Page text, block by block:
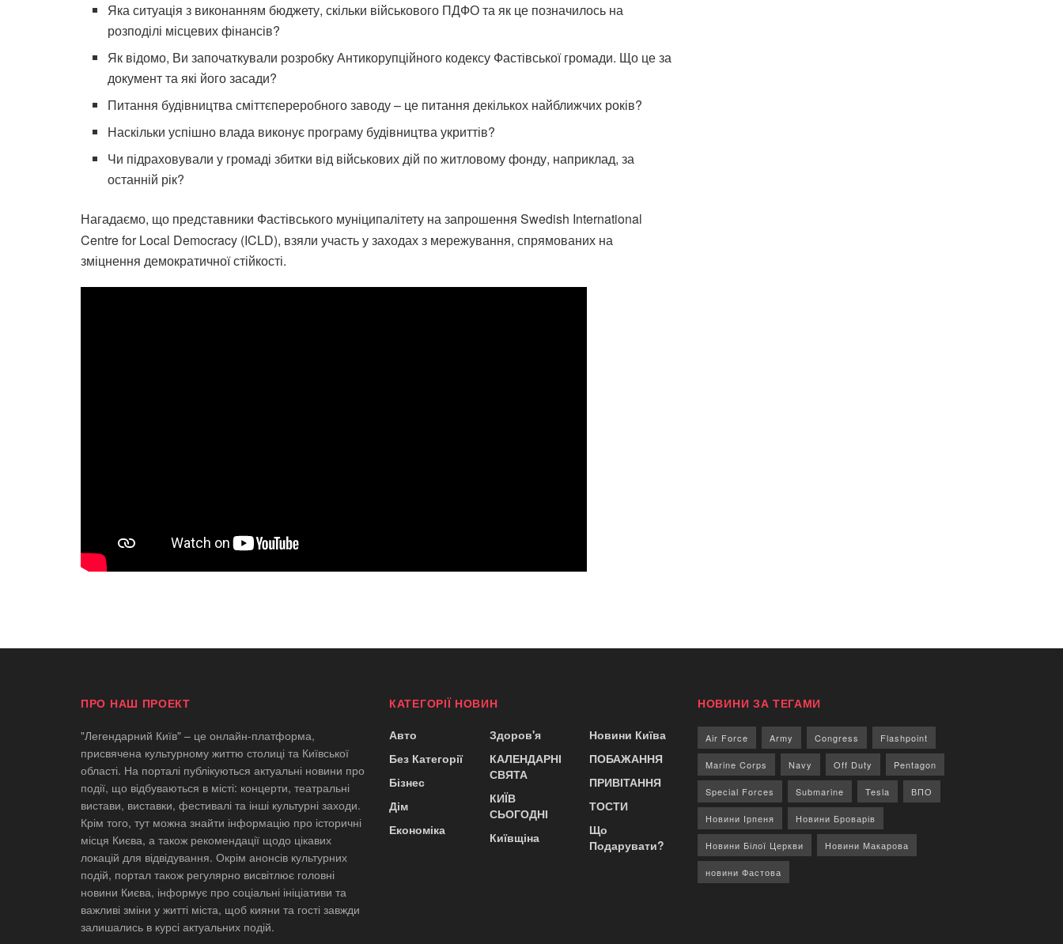
Яка ситуація з виконанням бюджету, скільки військового ПДФО та як це позначилось на
розподілі місцевих фінансів?
Як відомо, Ви започаткували розробку Антикорупційного кодексу Фастівської громади. Що це за
документ та які його засади?
Питання будівництва сміттєпереробного заводу – це питання декількох найближчих років?
Наскільки успішно влада виконує програму будівництва укриттів?
Чи підраховували у громаді збитки від військових дій по житловому фонду, наприклад, за
останній рік?
Нагадаємо, що представники Фастівського муніципалітету на запрошення Swedish International
Centre for Local Democracy (ICLD), взяли участь у заходах з мережування, спрямованих на
зміцнення демократичної стійкості.
ПРО НАШ ПРОЕКТ
"Легендарний Київ" – це онлайн-платформа,
присвячена культурному життю столиці та Київської
області. На порталі публікуються актуальні новини про
події, що відбуваються в місті: концерти, театральні
вистави, виставки, фестивалі та інші культурні заходи.
Крім того, тут можна знайти інформацію про історичні
місця Києва, а також рекомендації щодо цікавих
локацій для відвідування. Окрім анонсів культурних
подій, портал також регулярно висвітлює головні
новини Києва, інформує про соціальні ініціативи та
важливі зміни у житті міста, щоб кияни та гості завжди
залишались в курсі актуальних подій.
КАТЕГОРІЇ НОВИН
Авто
Без Категорії
Бізнес
Дім
Економіка
Здоров'я
КАЛЕНДАРНІ
СВЯТА
КИЇВ
СЬОГОДНІ
Київщіна
Новини Київа
ПОБАЖАННЯ
ПРИВІТАННЯ
ТОСТИ
Що
Подарувати?
НОВИНИ ЗА ТЕГАМИ
Air Force Army Congress Flashpoint
Marine Corps Navy Off Duty Pentagon
Special Forces Submarine Tesla ВПО
Новини Ірпеня Новини Броварів
Новини Білої Церкви Новини Макарова
новини Фастова